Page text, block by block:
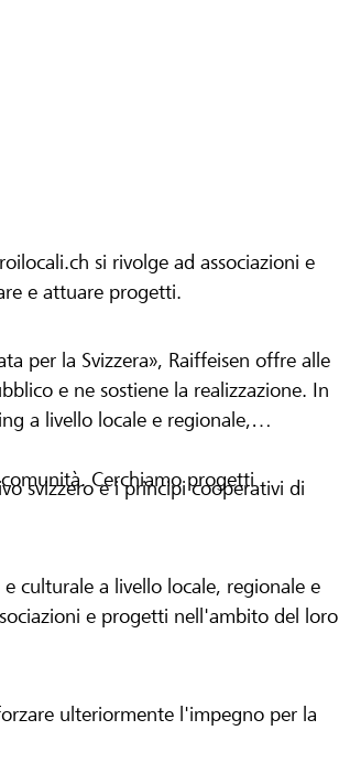
si rivolge ad associazioni e
e attuare progetti.
per la Svizzera», Raiffeisen offre alle
e ne sostiene la realizzazione. In
a livello locale e regionale,
Cerchiamo progetti
svizzero e i principi cooperativi di
culturale a livello locale, regionale e
e progetti nell'ambito del loro
ulteriormente l'impegno per la